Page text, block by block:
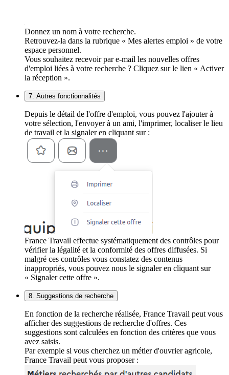
Donnez un nom à votre recherche.
Retrouvez-la dans la rubrique « Mes alertes emploi » de votre
espace personnel.
Vous souhaitez recevoir par e-mail les nouvelles offres
d'emploi liées à votre recherche ? Cliquez sur le lien « Activer
la réception ».
7. Autres fonctionnalités
Depuis le détail de l'offre d'emploi, vous pouvez l'ajouter à
votre sélection, l'envoyer à un ami, l'imprimer, localiser le lieu
de travail et la signaler en cliquant sur :
France Travail effectue systématiquement des contrôles pour
vérifier la légalité et la conformité des offres diffusées. Si
malgré ces contrôles vous constatez des contenus
inappropriés, vous pouvez nous le signaler en cliquant sur
« Signaler cette offre ».
8. Suggestions de recherche
En fonction de la recherche réalisée, France Travail peut vous
afficher des suggestions de recherche d'offres. Ces
suggestions sont calculées en fonction des critères que vous
avez saisis.
Par exemple si vous cherchez un métier d'ouvrier agricole,
France Travail peut vous proposer :